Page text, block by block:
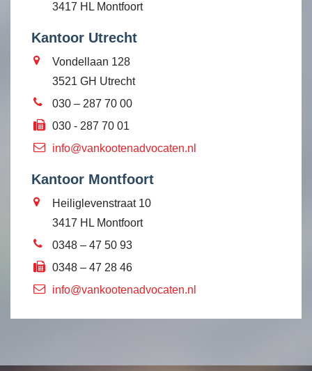
3417 HL Montfoort
Kantoor Utrecht
Vondellaan 128
3521 GH Utrecht
030 – 287 70 00
030 - 287 70 01
info@vankootenadvocaten.nl
Kantoor Montfoort
Heiliglevenstraat 10
3417 HL Montfoort
0348 – 47 50 93
0348 – 47 28 46
info@vankootenadvocaten.nl